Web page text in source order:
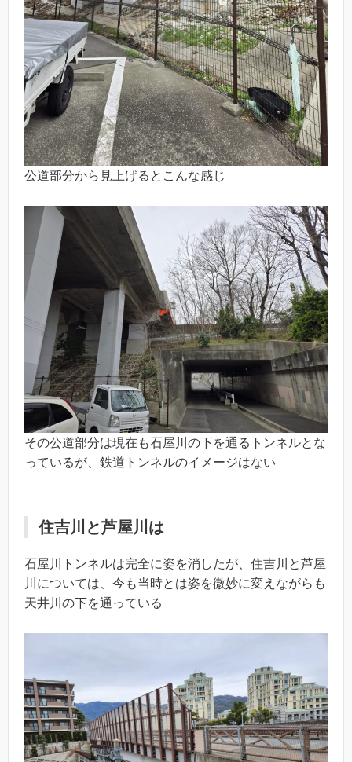
公道部分から見上げるとこんな感じ
その公道部分は現在も石屋川の下を通るトンネルとな
っているが、鉄道トンネルのイメージはない
住吉川と芦屋川は
石屋川トンネルは完全に姿を消したが、住吉川と芦屋
川については、今も当時とは姿を微妙に変えながらも
天井川の下を通っている